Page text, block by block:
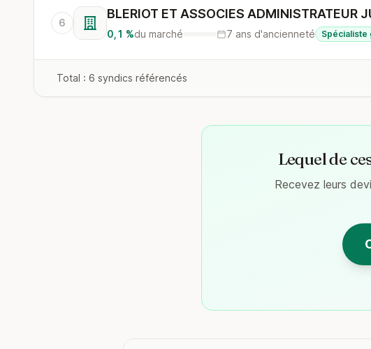
6
BLERIOT ET ASSOCIES ADMINISTRATEUR
0,1 %du marché 7 ans d'ancienneté
Total : 6 syndics référencés
Lequel de
Recevez leurs